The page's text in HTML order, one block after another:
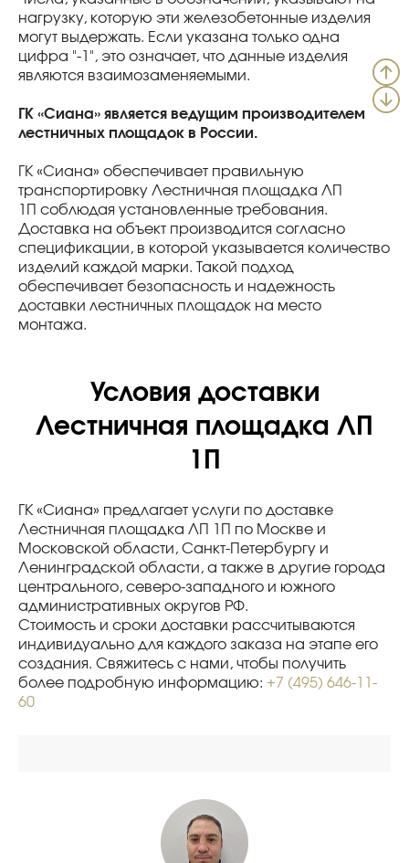
нагрузку, которую эти железобетонные изделия
могут выдержать. Если указана только одна
цифра "-1", это означает, что данные изделия
являются взаимозаменяемыми.
ГК «Сиана» является ведущим производителем
лестничных площадок в России.
ГК «Сиана» обеспечивает правильную
транспортировку Лестничная площадка ЛП
1П соблюдая установленные требования.
Доставка на объект производится согласно
спецификации, в которой указывается количество
изделий каждой марки. Такой подход
обеспечивает безопасность и надежность
доставки лестничных площадок на место
монтажа.
Условия доставки
Лестничная площадка ЛП
1П
ГК «Сиана» предлагает услуги по доставке
Лестничная площадка ЛП 1П по Москве и
Московской области, Санкт-Петербургу и
Ленинградской области, а также в другие города
центрального, северо-западного и южного
административных округов РФ.
Стоимость и сроки доставки рассчитываются
индивидуально для каждого заказа на этапе его
создания. Свяжитесь с нами, чтобы получить
более подробную информацию: +7 (495) 646-11-
60